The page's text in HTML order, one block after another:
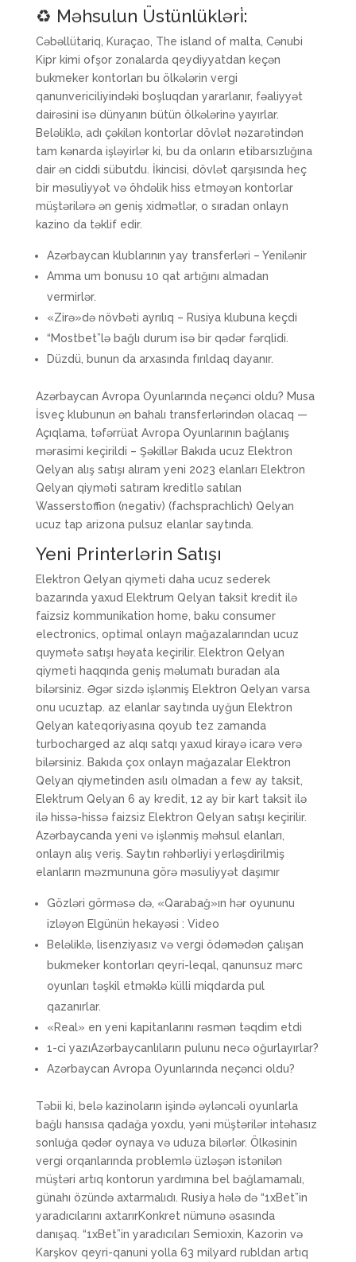
♻️ Məhsulun Üstünlükləri̇:
Cəbəllütariq, Kuraçao, The island of malta, Cənubi
Kipr kimi ofşor zonalarda qeydiyyatdan keçən
bukmeker kontorları bu ölkələrin vergi
qanunvericiliyindəki boşluqdan yararlanır, fəaliyyət
dairəsini isə dünyanın bütün ölkələrinə yayırlar.
Beləliklə, adı çəkilən kontorlar dövlət nəzarətindən
tam kənarda işləyirlər ki, bu da onların etibarsızlığına
dair ən ciddi sübutdu. İkincisi, dövlət qarşısında heç
bir məsuliyyət və öhdəlik hiss etməyən kontorlar
müştərilərə ən geniş xidmətlər, o sıradan onlayn
kazino da təklif edir.
Azərbaycan klublarının yay transferləri – Yenilənir
Amma um bonusu 10 qat artığını almadan
vermirlər.
«Zirə»də növbəti ayrılıq – Rusiya klubuna keçdi
“Mostbet”lə bağlı durum isə bir qədər fərqlidi.
Düzdü, bunun da arxasında fırıldaq dayanır.
Azərbaycan Avropa Oyunlarında neçənci oldu? Musa
İsveç klubunun ən bahalı transferlərindən olacaq —
Açıqlama, təfərrüat Avropa Oyunlarının bağlanış
mərasimi keçirildi – Şəkillər Bakıda ucuz Elektron
Qelyan alış satışı alıram yeni 2023 elanları Elektron
Qelyan qiyməti satıram kreditlə satılan
Wasserstoffion (negativ) (fachsprachlich) Qelyan
ucuz tap arizona pulsuz elanlar saytında.
Yeni Printerlərin Satışı
Elektron Qelyan qiymeti daha ucuz sederek
bazarında yaxud Elektrum Qelyan taksit kredit ilə
faizsiz kommunikation home, baku consumer
electronics, optimal onlayn mağazalarından ucuz
quymətə satışı həyata keçirilir. Elektron Qelyan
qiymeti haqqında geniş məlumatı buradan ala
bilərsiniz. Əgər sizdə işlənmiş Elektron Qelyan varsa
onu ucuztap. az elanlar saytında uyğun Elektron
Qelyan kateqoriyasına qoyub tez zamanda
turbocharged az alqı satqı yaxud kirayə icarə verə
bilərsiniz. Bakıda çox onlayn mağazalar Elektron
Qelyan qiymetinden asılı olmadan a few ay taksit,
Elektrum Qelyan 6 ay kredit, 12 ay bir kart taksit ilə
ilə hissə-hissə faizsiz Elektron Qelyan satışı keçirilir.
Azərbaycanda yeni və işlənmiş məhsul elanları,
onlayn alış veriş. Saytın rəhbərliyi yerləşdirilmiş
elanların məzmununa görə məsuliyyət daşımır
Gözləri görməsə də, «Qarabağ»ın hər oyununu
izləyən Elgünün hekayəsi : Video
Beləliklə, lisenziyasız və vergi ödəmədən çalışan
bukmeker kontorları qeyri-leqal, qanunsuz mərc
oyunları təşkil etməklə külli miqdarda pul
qazanırlar.
«Real» en yeni kapitanlarını rəsmən təqdim etdi
1-ci yazıAzərbaycanlıların pulunu necə oğurlayırlar?
Azərbaycan Avropa Oyunlarında neçənci oldu?
Təbii ki, belə kazinoların işində əyləncəli oyunlarla
bağlı hansısa qadağa yoxdu, yəni müştərilər intəhasız
sonluğa qədər oynaya və uduza bilərlər. Ölkəsinin
vergi orqanlarında problemlə üzləşən istənilən
müştəri artıq kontorun yardımına bel bağlamamalı,
günahı özündə axtarmalıdı. Rusiya hələ də “1xBet”in
yaradıcılarını axtarırKonkret nümunə əsasında
danışaq. “1xBet”in yaradıcıları Semioxin, Kazorin və
Karşkov qeyri-qanuni yolla 63 milyard rubldan artıq